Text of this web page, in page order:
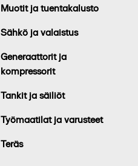
Muotit ja tuentakalusto
Sähkö ja valaistus
Generaattorit ja
kompressorit
Tankit ja säiliöt
Työmaatilat ja varusteet
Teräs